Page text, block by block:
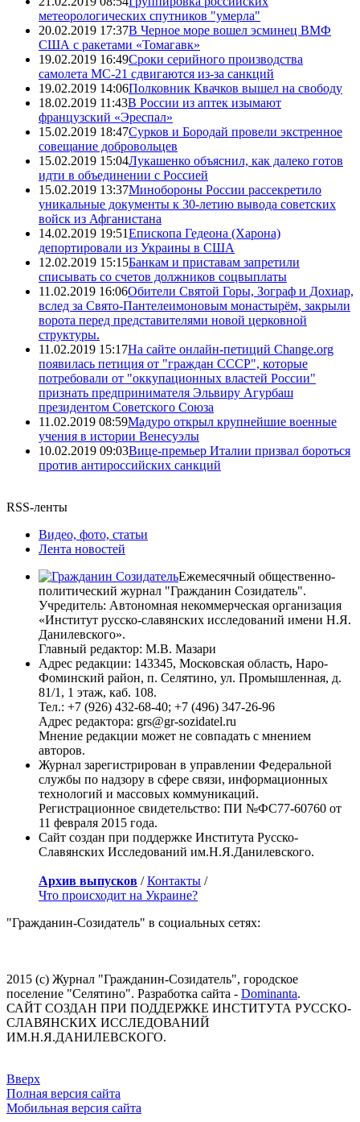
метеорологических спутников "умерла"
20.02.2019 17:37В Черное море вошел эсминец ВМФ
США с ракетами «Томагавк»
19.02.2019 16:49Сроки серийного производства
самолета МС-21 сдвигаются из-за санкций
19.02.2019 14:06Полковник Квачков вышел на свободу
18.02.2019 11:43В России из аптек изымают
французский «Эреспал»
15.02.2019 18:47Сурков и Бородай провели экстренное
совещание добровольцев
15.02.2019 15:04Лукашенко объяснил, как далеко готов
идти в объединении с Россией
15.02.2019 13:37Минобороны России рассекретило
уникальные документы к 30-летию вывода советских
войск из Афганистана
14.02.2019 19:51Епископа Гедеона (Харона)
депортировали из Украины в США
12.02.2019 15:15Банкам и приставам запретили
списывать со счетов должников соцвыплаты
11.02.2019 16:06Обители Святой Горы, Зограф и Дохиар,
вслед за Свято-Пантелеимоновым монастырём, закрыли
ворота перед представителями новой церковной
структуры.
11.02.2019 15:17На сайте онлайн-петиций Change.org
появилась петиция от "граждан СССР", которые
потребовали от "оккупационных властей России"
признать предпринимателя Эльвиру Агурбаш
президентом Советского Союза
11.02.2019 08:59Мадуро открыл крупнейшие военные
учения в истории Венесуэлы
10.02.2019 09:03Вице-премьер Италии призвал бороться
против антироссийских санкций
RSS-ленты
Видео, фото, статьи
Лента новостей
Ежемесячный общественно-
политический журнал "Гражданин Созидатель".
Учредитель: Автономная некоммерческая организация
«Институт русско-славянских исследований имени Н.Я.
Данилевского».
Главный редактор: М.В. Мазари
Адрес редакции: 143345, Московская область, Наро-
Фоминский район, п. Селятино, ул. Промышленная, д.
81/1, 1 этаж, каб. 108.
Тел.: +7 (926) 432-68-40; +7 (496) 347-26-96
Адрес редактора: grs@gr-sozidatel.ru
Мнение редакции может не совпадать с мнением
авторов.
Журнал зарегистрирован в управлении Федеральной
службы по надзору в сфере связи, информационных
технологий и массовых коммуникаций.
Регистрационное свидетельство: ПИ №ФС77-60760 от
11 февраля 2015 года.
Сайт создан при поддержке Института Русско-
Славянских Исследований им.Н.Я.Данилевского.
Архив выпусков /Контакты /
Что происходит на Украине?
"Гражданин-Созидатель" в социальных сетях:
2015 (с) Журнал "Гражданин-Созидатель", городское
поселение "Селятино". Разработка сайта - Dominanta.
САЙТ СОЗДАН ПРИ ПОДДЕРЖКЕ ИНСТИТУТА РУССКО-
СЛАВЯНСКИХ ИССЛЕДОВАНИЙ
ИМ.Н.Я.ДАНИЛЕВСКОГО.
Вверх
Полная версия сайта
Мобильная версия сайта